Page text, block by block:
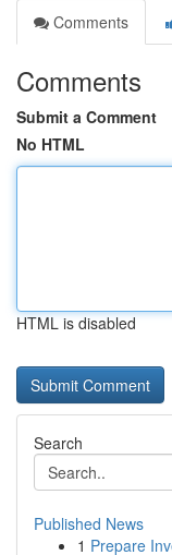
Comments
Comments
Submit a Comment
No HTML
HTML is disabled
Search
Published News
1 Prepare